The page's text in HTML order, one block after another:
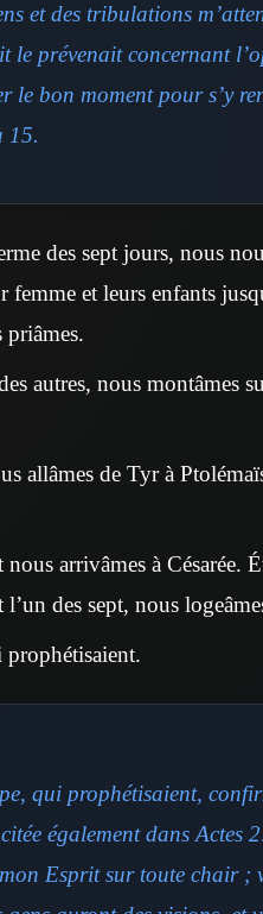
et des tribulations
le prévenait concernant
le bon moment pour s’y
15.
des sept jours, nous
femme et leurs enfants
priâmes.
autres, nous montâmes
allâmes de Tyr à
arrivâmes à Césarée.
des sept, nous
qui prophétisaient,
également dans Actes
Esprit sur toute chair ;